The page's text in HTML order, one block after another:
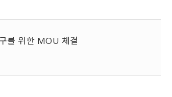
를 위한 MOU 체결